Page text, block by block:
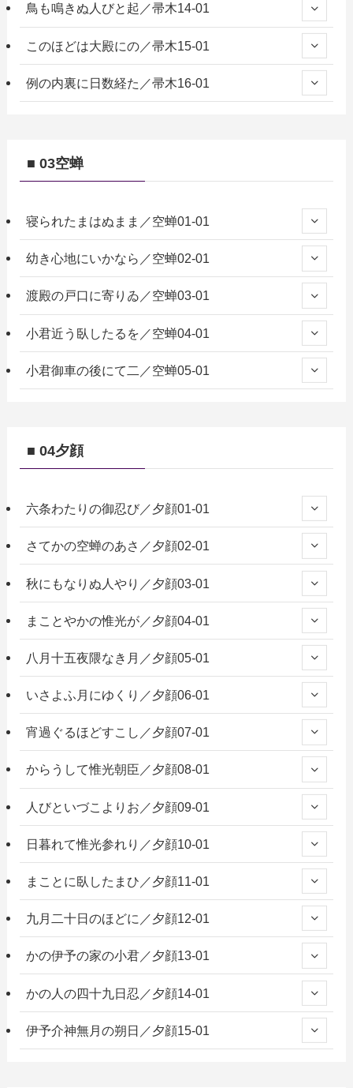
鳥も鳴きぬ人びと起／帚木14-01
このほどは大殿にの／帚木15-01
例の内裏に日数経た／帚木16-01
■ 03空蝉
寝られたまはぬまま／空蝉01-01
幼き心地にいかなら／空蝉02-01
渡殿の戸口に寄りゐ／空蝉03-01
小君近う臥したるを／空蝉04-01
小君御車の後にて二／空蝉05-01
■ 04夕顔
六条わたりの御忍び／夕顔01-01
さてかの空蝉のあさ／夕顔02-01
秋にもなりぬ人やり／夕顔03-01
まことやかの惟光が／夕顔04-01
八月十五夜隈なき月／夕顔05-01
いさよふ月にゆくり／夕顔06-01
宵過ぐるほどすこし／夕顔07-01
からうして惟光朝臣／夕顔08-01
人びといづこよりお／夕顔09-01
日暮れて惟光参れり／夕顔10-01
まことに臥したまひ／夕顔11-01
九月二十日のほどに／夕顔12-01
かの伊予の家の小君／夕顔13-01
かの人の四十九日忍／夕顔14-01
伊予介神無月の朔日／夕顔15-01